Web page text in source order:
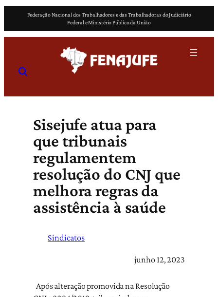
o
Federação Nacional dos Trabalhadores e das Trabalhadoras do Judiciário
Federal e Ministério Público da União
Sisejufe atua para
que tribunais
regulamentem
resolução do CNJ que
melhora regras da
assistência à saúde
Sindicatos
junho 12, 2023
Após alteração promovida na Resolução